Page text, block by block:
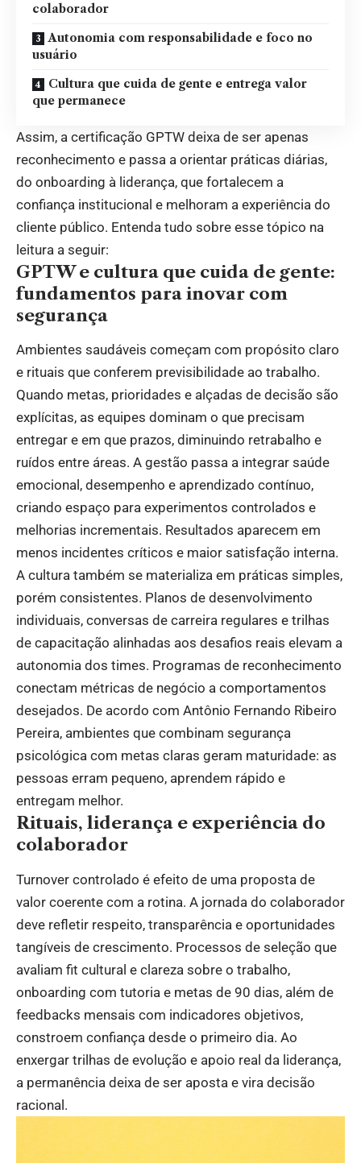
colaborador
Autonomia com responsabilidade e foco no
usuário
Cultura que cuida de gente e entrega valor
que permanece
Assim, a certificação GPTW deixa de ser apenas
reconhecimento e passa a orientar práticas diárias,
do onboarding à liderança, que fortalecem a
confiança institucional e melhoram a experiência do
cliente público. Entenda tudo sobre esse tópico na
leitura a seguir:
GPTW e cultura que cuida de gente:
fundamentos para inovar com
segurança
Ambientes saudáveis começam com propósito claro
e rituais que conferem previsibilidade ao trabalho.
Quando metas, prioridades e alçadas de decisão são
explícitas, as equipes dominam o que precisam
entregar e em que prazos, diminuindo retrabalho e
ruídos entre áreas. A gestão passa a integrar saúde
emocional, desempenho e aprendizado contínuo,
criando espaço para experimentos controlados e
melhorias incrementais. Resultados aparecem em
menos incidentes críticos e maior satisfação interna.
A cultura também se materializa em práticas simples,
porém consistentes. Planos de desenvolvimento
individuais, conversas de carreira regulares e trilhas
de capacitação alinhadas aos desafios reais elevam a
autonomia dos times. Programas de reconhecimento
conectam métricas de negócio a comportamentos
desejados. De acordo com Antônio Fernando Ribeiro
Pereira, ambientes que combinam segurança
psicológica com metas claras geram maturidade: as
pessoas erram pequeno, aprendem rápido e
entregam melhor.
Rituais, liderança e experiência do
colaborador
Turnover controlado é efeito de uma proposta de
valor coerente com a rotina. A jornada do colaborador
deve refletir respeito, transparência e oportunidades
tangíveis de crescimento. Processos de seleção que
avaliam fit cultural e clareza sobre o trabalho,
onboarding com tutoria e metas de 90 dias, além de
feedbacks mensais com indicadores objetivos,
constroem confiança desde o primeiro dia. Ao
enxergar trilhas de evolução e apoio real da liderança,
a permanência deixa de ser aposta e vira decisão
racional.